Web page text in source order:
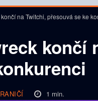
na Twitchi, přesouvá se ke
končí
1 min.